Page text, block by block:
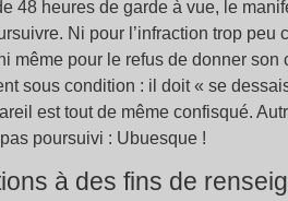
48 heures de garde à vue, le
Ni pour l’infraction trop
même pour le refus de donner
sous condition : il doit « se
est tout de même confisqué.
poursuivi : Ubuesque !
à des fins de